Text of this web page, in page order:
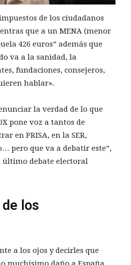
de los ciudadanos
que a un MENA (menor
426 euros” además que
va a la sanidad, la
fundaciones, consejeros,
hablar».
la verdad de lo que
pone voz a tantos de
en PRISA, en la SER,
pero que va a debatir este”,
último debate electoral
los
a los ojos y decirles que